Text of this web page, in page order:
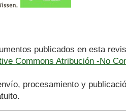
publicados en esta
Commons Atribución -No
procesamiento y